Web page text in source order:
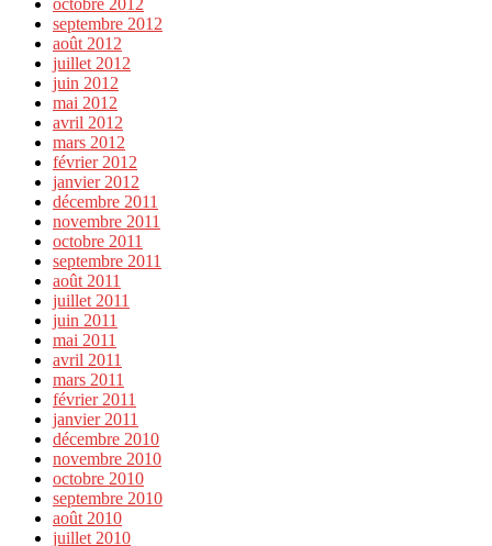
octobre 2012
septembre 2012
août 2012
juillet 2012
juin 2012
mai 2012
avril 2012
mars 2012
février 2012
janvier 2012
décembre 2011
novembre 2011
octobre 2011
septembre 2011
août 2011
juillet 2011
juin 2011
mai 2011
avril 2011
mars 2011
février 2011
janvier 2011
décembre 2010
novembre 2010
octobre 2010
septembre 2010
août 2010
juillet 2010